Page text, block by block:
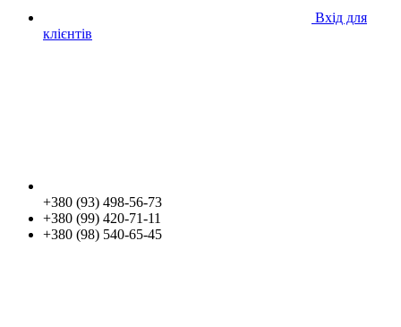
Вхід для
клієнтів
+380 (93) 498-56-73
+380 (99) 420-71-11
+380 (98) 540-65-45